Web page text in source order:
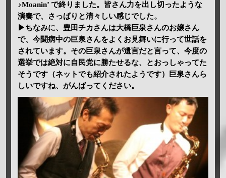
♪Moanin’ で終りました。皆さん力を出し切ったような
演奏で、さっぱりと清々しい感じでした。
▶ちなみに、豊田チカさんは大橋巨泉さんのお嬢さん
で、今闘病中の巨泉さんをよくお見舞いに行って世話を
されています。その巨泉さんが遺言だと言って、今度の
選挙では絶対に自民党に勝たせるな、とおっしゃってた
そうです（ネットでも紹介されたようです）巨泉さんら
しいですね、がんばってください。